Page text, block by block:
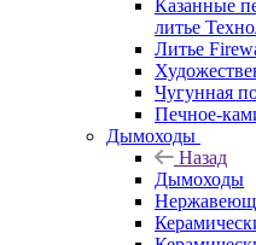
Казанные
литье
Литье
Чугунная
Печное-
Дымоходы
Назад
Дымоходы